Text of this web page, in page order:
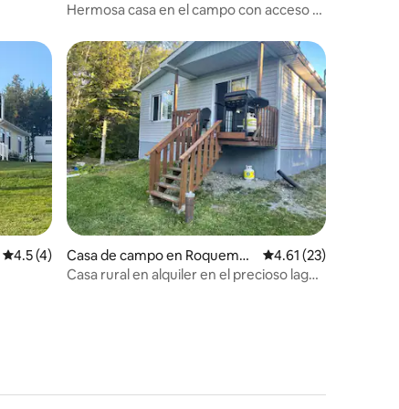
Hermosa casa en el campo con acceso al
Calificación promedio: 4.5 de 5, 4 reseñas
4.5 (4)
Casa de campo en Roquemau
re
Calificación
4.61 (23)
Casa rural en alquiler en el precioso lago